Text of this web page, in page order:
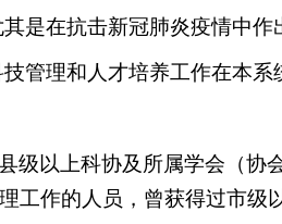
是在抗击新冠肺炎疫情中作
管理和人才培养工作在本系
级以上科协及所属学会（
工作的人员，曾获得过市级